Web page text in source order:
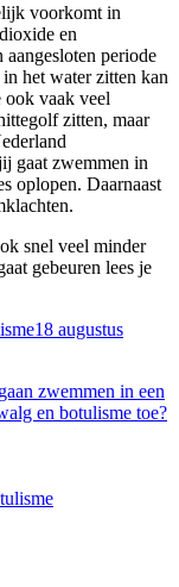
voorkomt in
en
periode
het water zitten kan
vaak veel
zitten, maar
gaat zwemmen in
oplopen. Daarnaast
snel veel minder
gebeuren lees je
18 augustus
zwemmen in een
en botulisme toe?